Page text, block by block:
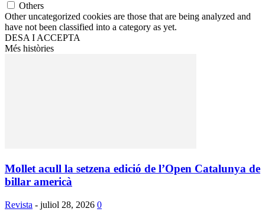
Others
Other uncategorized cookies are those that are being analyzed and
have not been classified into a category as yet.
DESA I ACCEPTA
Més històries
Mollet acull la setzena edició de l’Open Catalunya de
billar americà
Revista - juliol 28, 2026 0